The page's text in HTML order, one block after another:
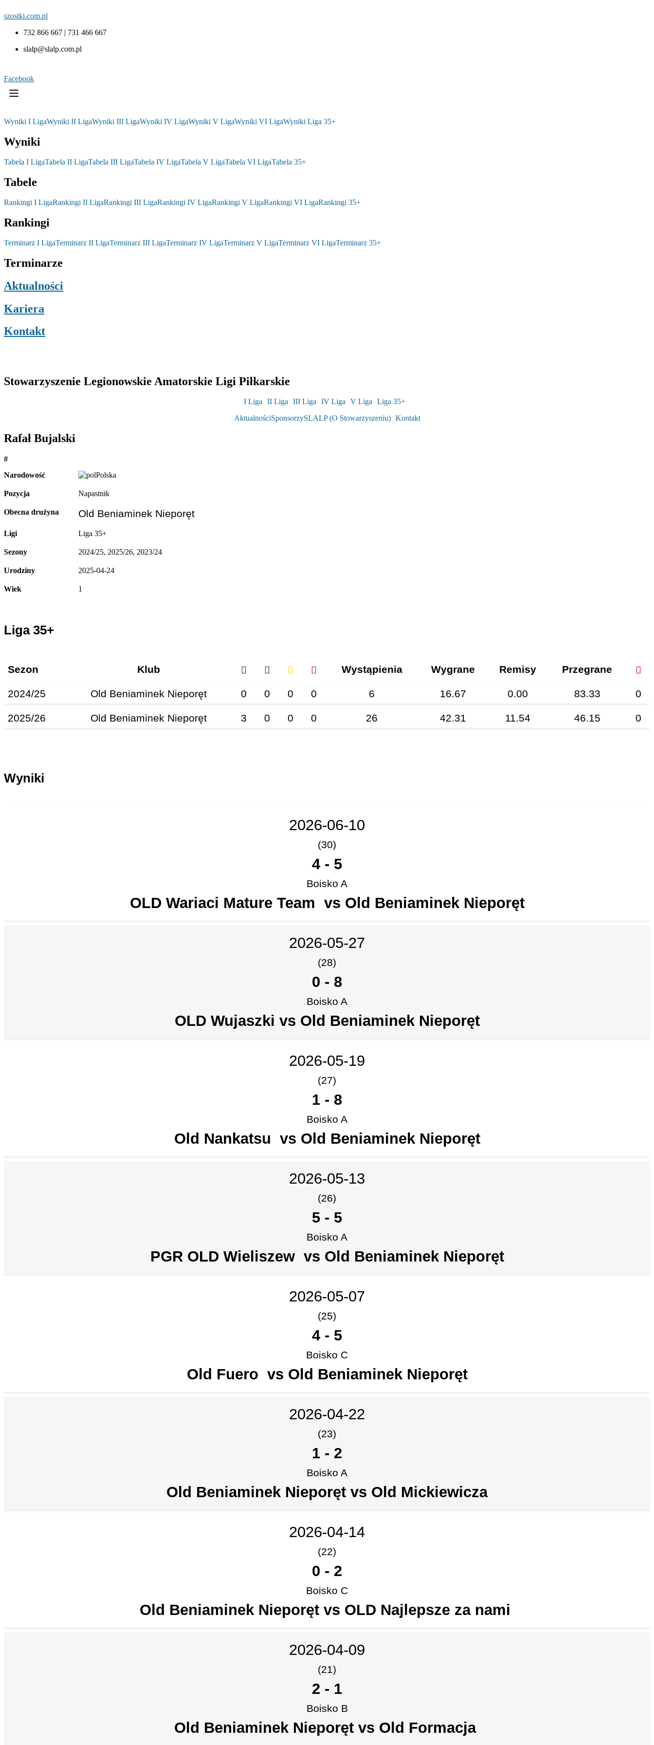
szostki.com.pl
732 866 667 | 731 466 667
slalp@slalp.com.pl
Facebook
Wyniki I LigaWyniki II LigaWyniki III LigaWyniki IV LigaWyniki V LigaWyniki VI LigaWyniki Liga 35+
Wyniki
Tabela I LigaTabela II LigaTabela III LigaTabela IV LigaTabela V LigaTabela VI LigaTabela 35+
Tabele
Rankingi I LigaRankingi II LigaRankingi III LigaRankingi IV LigaRankingi V LigaRankingi VI LigaRankingi 35+
Rankingi
Terminarz I LigaTerminarz II LigaTerminarz III LigaTerminarz IV LigaTerminarz V LigaTerminarz VI LigaTerminarz 35+
Terminarze
Aktualności
Kariera
Kontakt
Stowarzyszenie Legionowskie Amatorskie Ligi Piłkarskie
I Liga II Liga III Liga IV Liga V Liga
Liga 35+
AktualnościSponsorzySLALP (O Stowarzyszeniu) Kontakt
Rafał Bujalski
#
Narodowość
Polska
Pozycja Napastnik
Obecna drużyna Old Beniaminek Nieporęt
Ligi Liga 35+
Sezony 2024/25, 2025/26, 2023/24
Urodziny 2025-04-24
Wiek 1
Liga 35+
Sezon Klub Wystąpienia Wygrane Remisy Przegrane
2024/25 Old Beniaminek Nieporęt 0 0 0 0 6 16.67 0.00 83.33 0
2025/26 Old Beniaminek Nieporęt 3 0 0 0 26 42.31 11.54 46.15 0
Wyniki
2026-06-10
(30)
4 - 5
Boisko A
OLD Wariaci Mature Team vs Old Beniaminek Nieporęt
2026-05-27
(28)
0 - 8
Boisko A
OLD Wujaszki vs Old Beniaminek Nieporęt
2026-05-19
(27)
1 - 8
Boisko A
Old Nankatsu vs Old Beniaminek Nieporęt
2026-05-13
(26)
5 - 5
Boisko A
PGR OLD Wieliszew vs Old Beniaminek Nieporęt
2026-05-07
(25)
4 - 5
Boisko C
Old Fuero vs Old Beniaminek Nieporęt
2026-04-22
(23)
1 - 2
Boisko A
Old Beniaminek Nieporęt vs Old Mickiewicza
2026-04-14
(22)
0 - 2
Boisko C
Old Beniaminek Nieporęt vs OLD Najlepsze za nami
2026-04-09
(21)
2 - 1
Boisko B
Old Beniaminek Nieporęt vs Old Formacja